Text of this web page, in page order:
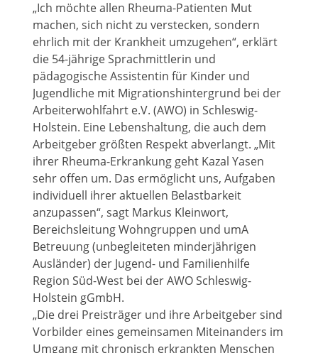
„Ich möchte allen Rheuma-Patienten Mut
machen, sich nicht zu verstecken, sondern
ehrlich mit der Krankheit umzugehen“, erklärt
die 54-jährige Sprachmittlerin und
pädagogische Assistentin für Kinder und
Jugendliche mit Migrationshintergrund bei der
Arbeiterwohlfahrt e.V. (AWO) in Schleswig-
Holstein. Eine Lebenshaltung, die auch dem
Arbeitgeber größten Respekt abverlangt. „Mit
ihrer Rheuma-Erkrankung geht Kazal Yasen
sehr offen um. Das ermöglicht uns, Aufgaben
individuell ihrer aktuellen Belastbarkeit
anzupassen“, sagt Markus Kleinwort,
Bereichsleitung Wohngruppen und umA
Betreuung (unbegleiteten minderjährigen
Ausländer) der Jugend- und Familienhilfe
Region Süd-West bei der AWO Schleswig-
Holstein gGmbH.
„Die drei Preisträger und ihre Arbeitgeber sind
Vorbilder eines gemeinsamen Miteinanders im
Umgang mit chronisch erkrankten Menschen